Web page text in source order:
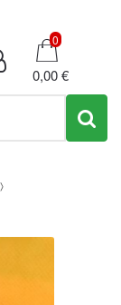
Καλάθι
0
0,00 €